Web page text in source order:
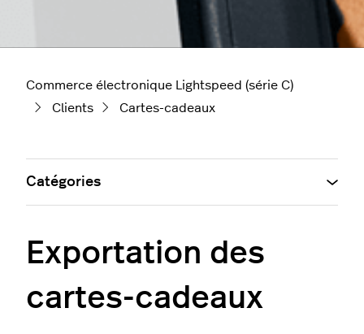
Commerce électronique Lightspeed (série C)
Clients
Cartes-cadeaux
Exportation des
cartes-cadeaux
Catégories